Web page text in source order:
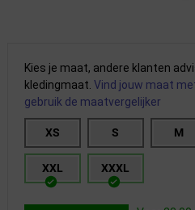
Kies je maat, andere klanten
kledingmaat. Vind jouw maat
gebruik de maatvergelijker
XS S M
XXL XXXL